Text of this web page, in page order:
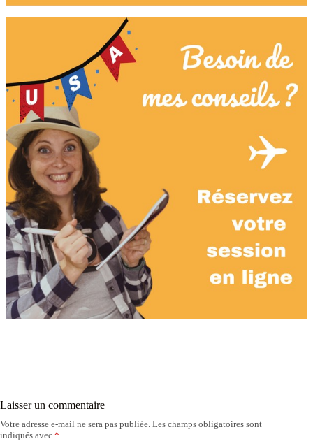
Laisser un commentaire
Votre adresse e-mail ne sera pas publiée. Les champs obligatoires sont
indiqués avec *